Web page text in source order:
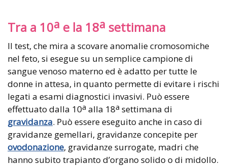
Tra a 10a e la 18a settimana
Il test, che mira a scovare anomalie cromosomiche
nel feto, si esegue su un semplice campione di
sangue venoso materno ed è adatto per tutte le
donne in attesa, in quanto permette di evitare i rischi
legati a esami diagnostici invasivi. Può essere
effettuato dalla 10a alla 18a settimana di
gravidanza. Può essere eseguito anche in caso di
gravidanze gemellari, gravidanze concepite per
ovodonazione, gravidanze surrogate, madri che
hanno subito trapianto d’organo solido o di midollo.